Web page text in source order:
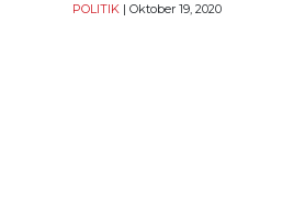
POLITIK | Oktober 19, 2020